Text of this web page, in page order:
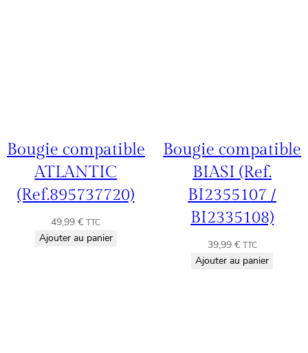
Bougie compatible
ATLANTIC
(Ref.895737720)
49,99€ TTC
Ajouter au panier
Bougie compatible
BIASI (Ref.
BI2355107 /
BI2335108)
39,99 € TTC
Ajouter au panier